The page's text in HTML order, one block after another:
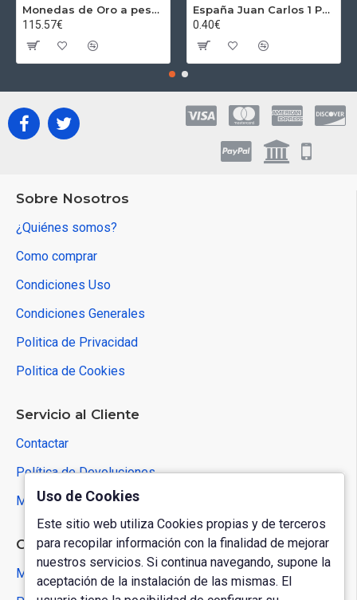
Monedas de Oro a peso por gramos al precio del día + 2,5% Au
115.57€
España Juan Carlos 1 Peseta JC 1989 Madrid ND
0.40€
Sobre Nosotros
¿Quiénes somos?
Como comprar
Condiciones Uso
Condiciones Generales
Politica de Privacidad
Politica de Cookies
Servicio al Cliente
Contactar
Política de Devoluciones
Mapa del Sitio
Cuenta de Usuario
Mi Cuenta
Uso de Cookies
Este sitio web utiliza Cookies propias y de terceros
para recopilar información con la finalidad de mejorar
nuestros servicios. Si continua navegando, supone la
aceptación de la instalación de las mismas. El